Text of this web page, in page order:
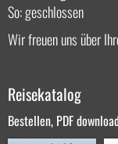
So: geschlossen
Wir freuen uns über
Reisekatalog
Bestellen, PDF